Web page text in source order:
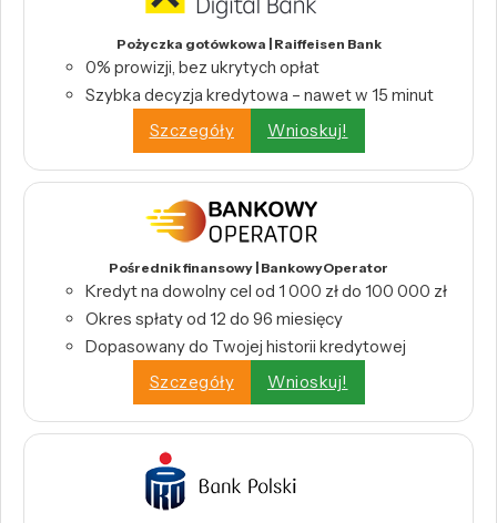
Pożyczka gotówkowa | Raiffeisen Bank
0% prowizji, bez ukrytych opłat
Szybka decyzja kredytowa – nawet w 15 minut
Szczegóły
Wnioskuj!
Pośrednik finansowy | BankowyOperator
Kredyt na dowolny cel od 1 000 zł do 100 000 zł
Okres spłaty od 12 do 96 miesięcy
Dopasowany do Twojej historii kredytowej
Szczegóły
Wnioskuj!